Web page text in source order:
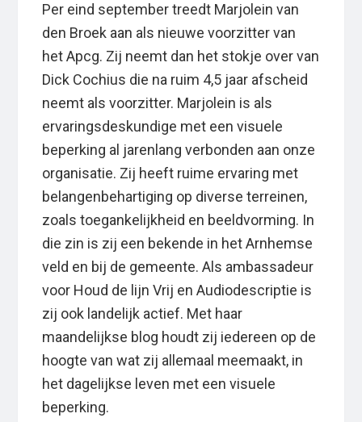
Per eind september treedt Marjolein van
den Broek aan als nieuwe voorzitter van
het Apcg. Zij neemt dan het stokje over van
Dick Cochius die na ruim 4,5 jaar afscheid
neemt als voorzitter. Marjolein is als
ervaringsdeskundige met een visuele
beperking al jarenlang verbonden aan onze
organisatie. Zij heeft ruime ervaring met
belangenbehartiging op diverse terreinen,
zoals toegankelijkheid en beeldvorming. In
die zin is zij een bekende in het Arnhemse
veld en bij de gemeente. Als ambassadeur
voor Houd de lijn Vrij en Audiodescriptie is
zij ook landelijk actief. Met haar
maandelijkse blog houdt zij iedereen op de
hoogte van wat zij allemaal meemaakt, in
het dagelijkse leven met een visuele
beperking.